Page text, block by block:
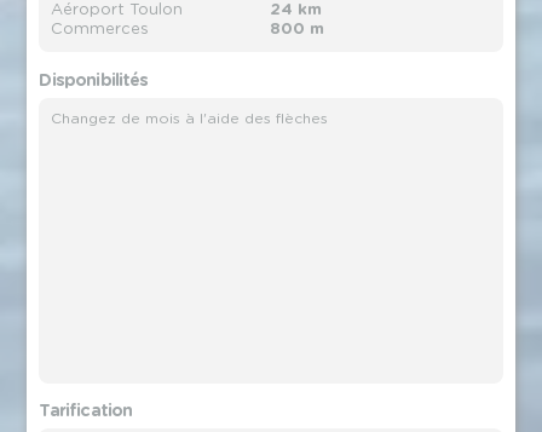
Aéroport Toulon
24 km
Commerces
800 m
Disponibilités
Changez de mois à l'aide des flèches
Tarification